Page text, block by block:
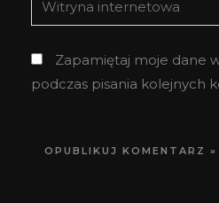
internetowa
Zapamiętaj moje dane
podczas pisania kolejnych